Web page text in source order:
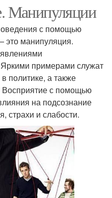
Манипуляции
с помощью
это манипуляция.
Яркими примерами служат
политике, а также
с помощью
на подсознание
страхи и слабости.